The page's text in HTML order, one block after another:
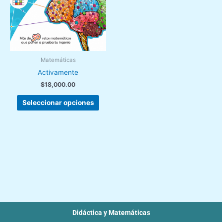
Matemáticas
Activamente
$18,000.00
Seleccionar opciones
elegir
en
la
página
de
Didáctica y Matemáticas